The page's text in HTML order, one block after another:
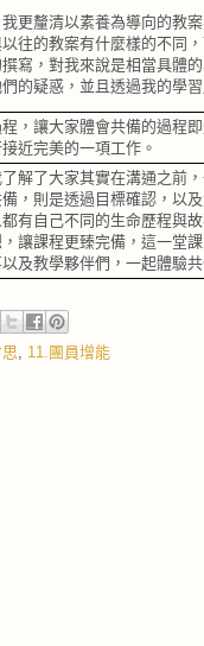
更釐清以素養為導向的教
往的教案有什麼樣的不同
寫，對我來說是相當具體
的疑惑，並且透過我的學
，讓大家體會共備的過程
近完美的一項工作。
解了大家其實在溝通之前
，則是透過目標確認，以
有自己不同的生命歷程與
讓課程更臻完備，這一堂
及教學夥伴們，一起體驗共
11.團員增能